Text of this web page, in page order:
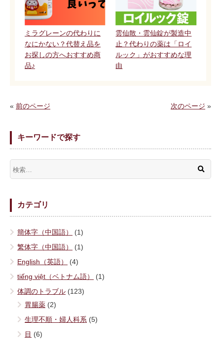
ミラグレーンの代わりに
なにかない？代替え品を
お探しの方へおすすめ商
品♪
雲仙散・雲仙錠が製造中
止？代わりの薬は「ロイ
ルック」がおすすめな理
由
« 前のページ 次のページ »
キーワードで探す
カテゴリ
簡体字（中国語）
(1)
繁体字（中国語）
(1)
English（英語）
(4)
tiếng việt（ベトナム語）
(1)
体調のトラブル (123)
胃腸薬 (2)
生理不順・婦人科系 (5)
目 (6)